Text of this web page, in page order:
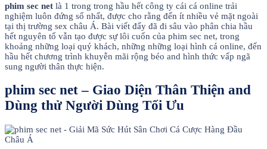
phim sec net là 1 trong trong hầu hết công ty cái cá online trải
nghiệm luôn đứng số nhất, được cho rằng đến ít nhiều vẻ mặt ngoài
tại thị trường sex châu Á. Bài viết đấy đã đi sâu vào phân chia hầu
hết nguyên tố vẫn tạo được sự lôi cuốn của phim sec net, trong
khoảng những loại quý khách, những những loại hình cá online, đến
hầu hết chương trình khuyễn mãi rộng béo and hình thức vấp ngã
sung người thân thực hiện.
phim sec net – Giao Diện Thân Thiện and
Dùng thử Người Dùng Tối Ưu